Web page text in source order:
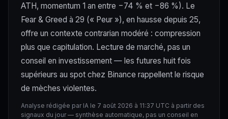
ATH, momentum 1 an entre −74 % et −86 %). Le
Fear & Greed à 29 (« Peur »), en hausse depuis 25,
offre un contexte contrarian modéré : compression
plus que capitulation. Lecture de marché, pas un
conseil en investissement — les futures huit fois
supérieurs au spot chez Binance rappellent le risque
de mèches violentes.
Analyse rédigée par IA le 7 août 2026 à 11:37 UTC à partir des
signaux du jour — synthèse automatique, pas un conseil en